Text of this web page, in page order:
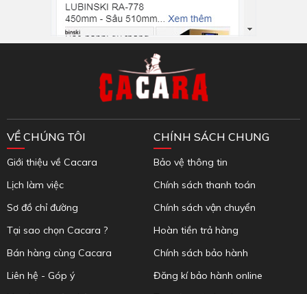
VỀ CHÚNG TÔI
Giới thiệu về Cacara
Lịch làm việc
Sơ đồ chỉ đường
Tại sao chọn Cacara ?
Bán hàng cùng Cacara
Liên hệ - Góp ý
CHÍNH SÁCH CHUNG
Bảo vệ thông tin
Chính sách thanh toán
Chính sách vận chuyển
Hoàn tiền trả hàng
Chính sách bảo hành
Đăng kí bảo hành online